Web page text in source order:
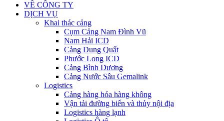
VỀ CÔNG TY
DỊCH VỤ
Khai thác cảng
Cụm Cảng Nam Đình Vũ
Nam Hải ICD
Cảng Dung Quất
Phước Long ICD
Cảng Bình Dương
Cảng Nước Sâu Gemalink
Logistics
Cảng hàng hóa hàng không
Vận tải đường biển và thủy nội địa
Logistics hàng lạnh